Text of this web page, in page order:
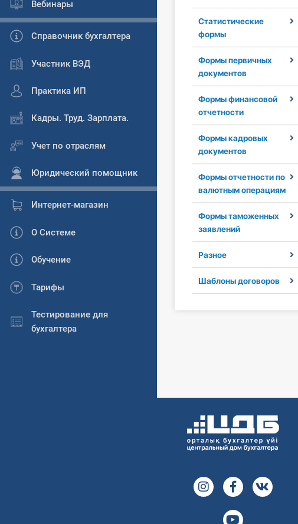
Вебинары
Справочник бухгалтера
Участник ВЭД
Практика ИП
Кадры. Труд. Зарплата.
Учет по отраслям
Юридический помощник
Интернет-магазин
О Системе
Обучение
Тарифы
Тестирование для
бухгалтера
Статистические
формы
Формы первичных
документов
Формы финансовой
отчетности
Формы кадровых
документов
Формы отчетности по
валютным операциям
Формы таможенных
заявлений
Разное
Шаблоны договоров